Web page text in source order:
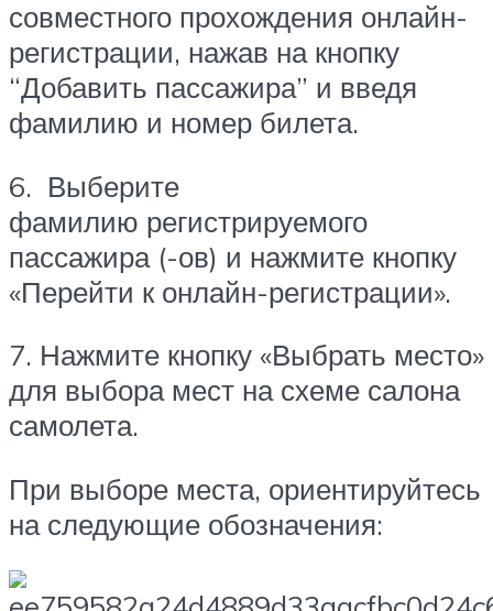
совместного прохождения онлайн-
регистрации, нажав на кнопку
“Добавить пассажира” и введя
фамилию и номер билета.
6. Выберите
фамилию регистрируемого
пассажира (-ов) и нажмите кнопку
«Перейти к онлайн-регистрации».
7. Нажмите кнопку «Выбрать место»
для выбора мест на схеме салона
самолета.
При выборе места, ориентируйтесь
на следующие обозначения: